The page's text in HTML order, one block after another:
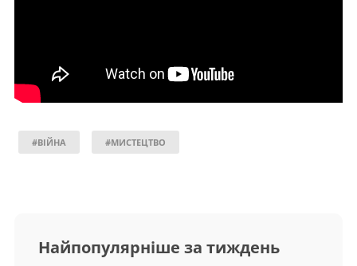
#ВІЙНА #МИСТЕЦТВО
Найпопулярніше за тиждень